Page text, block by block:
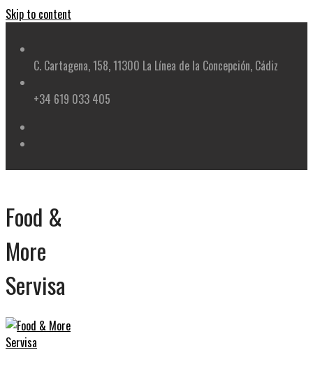
Skip to content
C. Cartagena, 158, 11300 La Línea de la Concepción, Cádiz
+34 619 033 405
Food &
More
Servisa